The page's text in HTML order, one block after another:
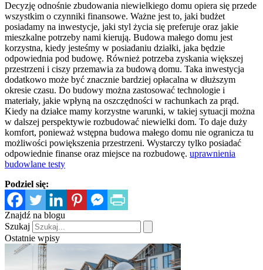
Decyzję odnośnie zbudowania niewielkiego domu opiera się przede
wszystkim o czynniki finansowe. Ważne jest to, jaki budżet
posiadamy na inwestycje, jaki styl życia się preferuje oraz jakie
mieszkalne potrzeby nami kierują. Budowa małego domu jest
korzystna, kiedy jesteśmy w posiadaniu działki, jaka będzie
odpowiednia pod budowę. Również potrzeba zyskania większej
przestrzeni i ciszy przemawia za budową domu. Taka inwestycja
dodatkowo może być znacznie bardziej opłacalna w dłuższym
okresie czasu. Do budowy można zastosować technologie i
materiały, jakie wpłyną na oszczędności w rachunkach za prąd.
Kiedy na działce mamy korzystne warunki, w takiej sytuacji można
w dalszej perspektywie rozbudować niewielki dom. To daje duży
komfort, ponieważ wstępna budowa małego domu nie ogranicza tu
możliwości powiększenia przestrzeni. Wystarczy tylko posiadać
odpowiednie finanse oraz miejsce na rozbudowę. uprawnienia
budowlane testy
Podziel się:
Znajdź na blogu
Szukaj
Ostatnie wpisy